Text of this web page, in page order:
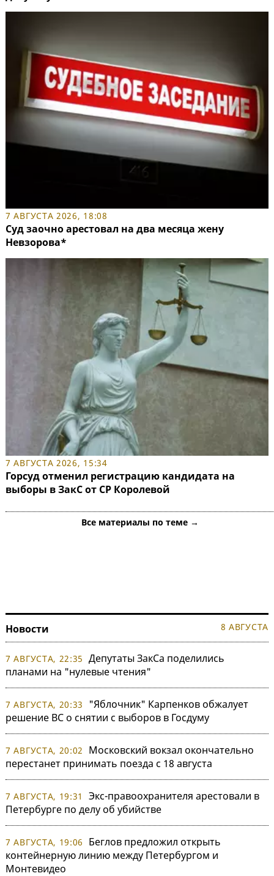
7 АВГУСТА 2026, 18:08
Суд заочно арестовал на два месяца жену
Невзорова*
7 АВГУСТА 2026, 15:34
Горсуд отменил регистрацию кандидата на
выборы в ЗакС от СР Королевой
Все материалы по теме →
Новости 8 АВГУСТА
7 АВГУСТА, 22:35 Депутаты ЗакСа поделились
планами на "нулевые чтения"
7 АВГУСТА, 20:33
"Яблочник" Карпенков обжалует
решение ВС о снятии с выборов в Госдуму
7 АВГУСТА, 20:02
Московский вокзал окончательно
перестанет принимать поезда с 18 августа
7 АВГУСТА, 19:31
Экс-правоохранителя арестовали в
Петербурге по делу об убийстве
7 АВГУСТА, 19:06
Беглов предложил открыть
контейнерную линию между Петербургом и
Монтевидео